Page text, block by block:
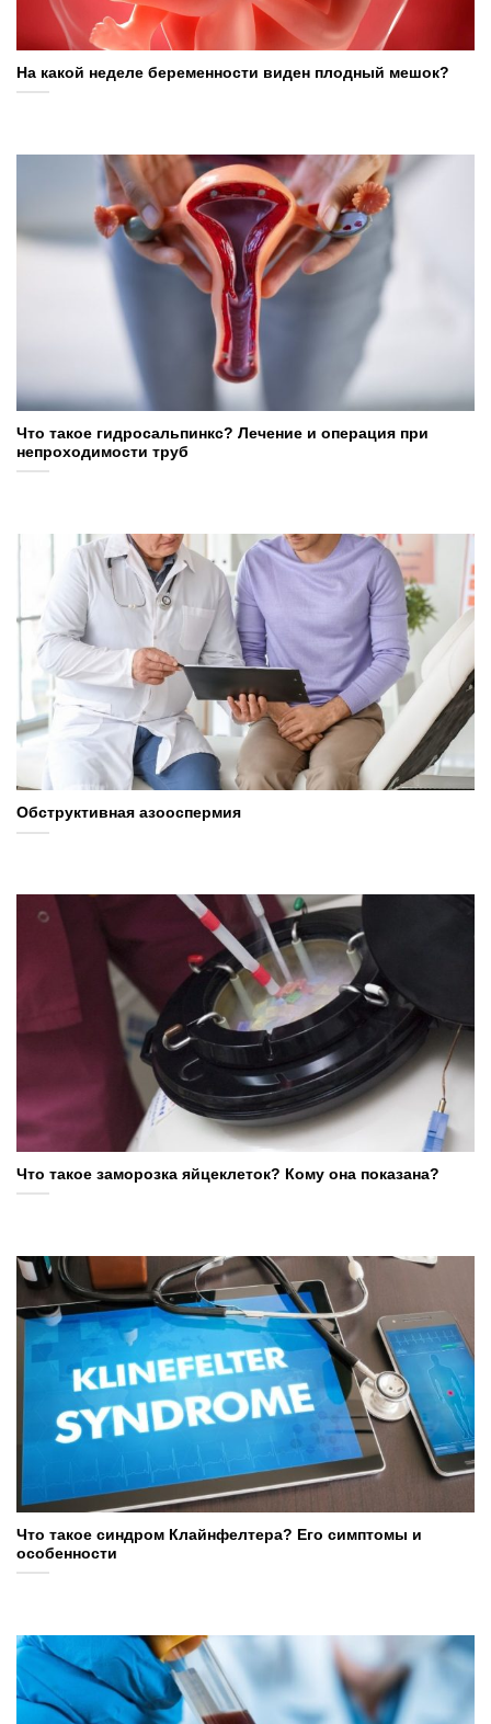
На какой неделе беременности виден плодный мешок?
Что такое гидросальпинкс? Лечение и операция при
непроходимости труб
Обструктивная азооспермия
Что такое заморозка яйцеклеток? Кому она показана?
Что такое синдром Клайнфелтера? Его симптомы и
особенности